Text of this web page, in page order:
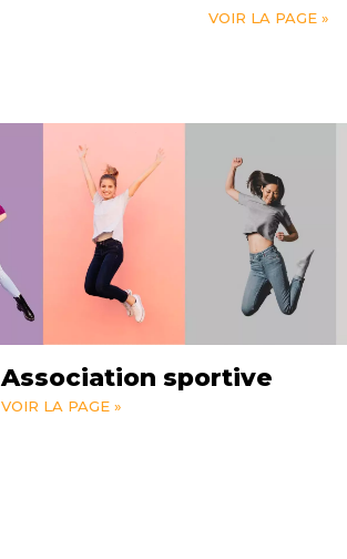
VOIR LA PAGE »
Association sportive
VOIR LA PAGE »